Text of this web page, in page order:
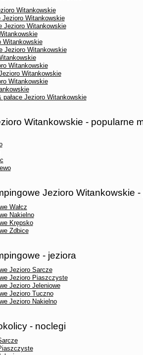
Witankowskie
Witankowskie
Jezioro Witankowskie
Witankowskie
Jezioro Witankowskie
Witankowskie
Witankowskie
Witankowskie
Jezioro Witankowskie
Witankowskie - popularne
Jezioro Witankowskie
Wałcz
Nakielno
Krępsko
Zdbice
- jeziora
Jezioro Sarcze
Jezioro Piaszczyste
Jezioro Jeleniowe
Jezioro Tuczno
Jezioro Nakielno
- noclegi